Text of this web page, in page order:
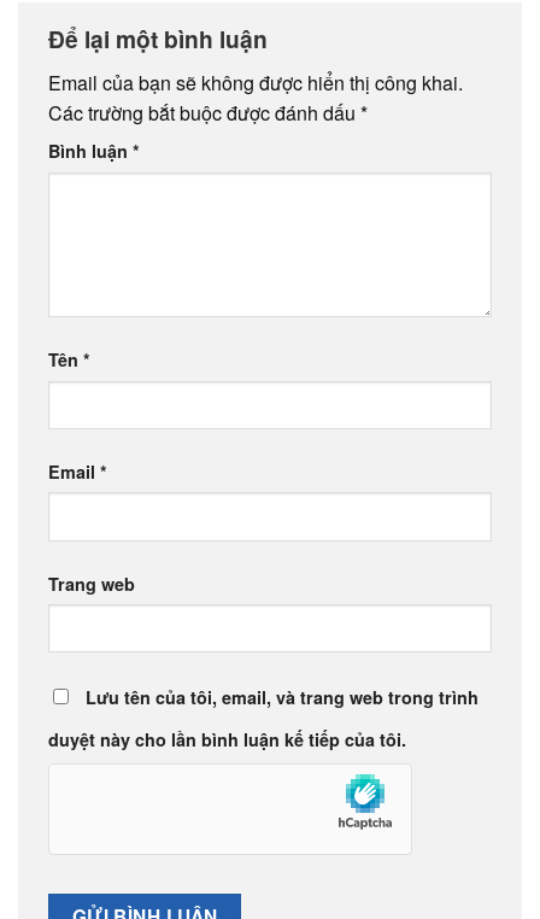
Để lại một bình luận
Email của bạn sẽ không được hiển thị công khai.
Các trường bắt buộc được đánh dấu *
Bình luận *
Tên *
Email *
Trang web
Lưu tên của tôi, email, và trang web trong trình
duyệt này cho lần bình luận kế tiếp của tôi.